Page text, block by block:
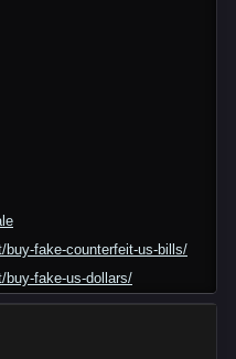
buy-fake-counterfeit-us-bills/
buy-fake-us-dollars/